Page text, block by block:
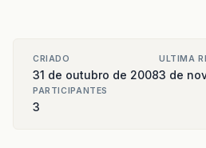
CRIADO
31 de outubro de 2008
ULTIMA
3 de
PARTICIPANTES
3